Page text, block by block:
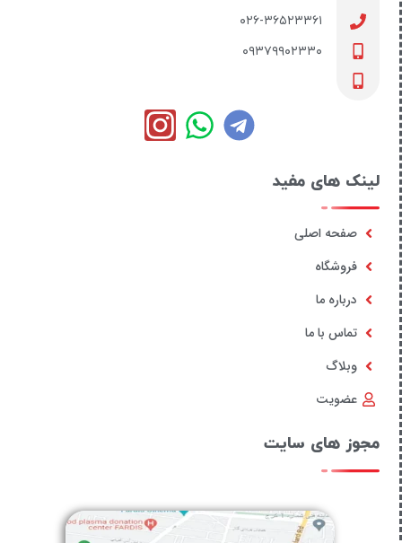
۰۲۶-۳۶۵۲۳۳۶۱
۰۹۳۷۹۹۰۲۳۳۰
لینک های مفید
صفحه اصلی
فروشگاه
درباره ما
تماس با ما
وبلاگ
عضویت
مجوز های سایت